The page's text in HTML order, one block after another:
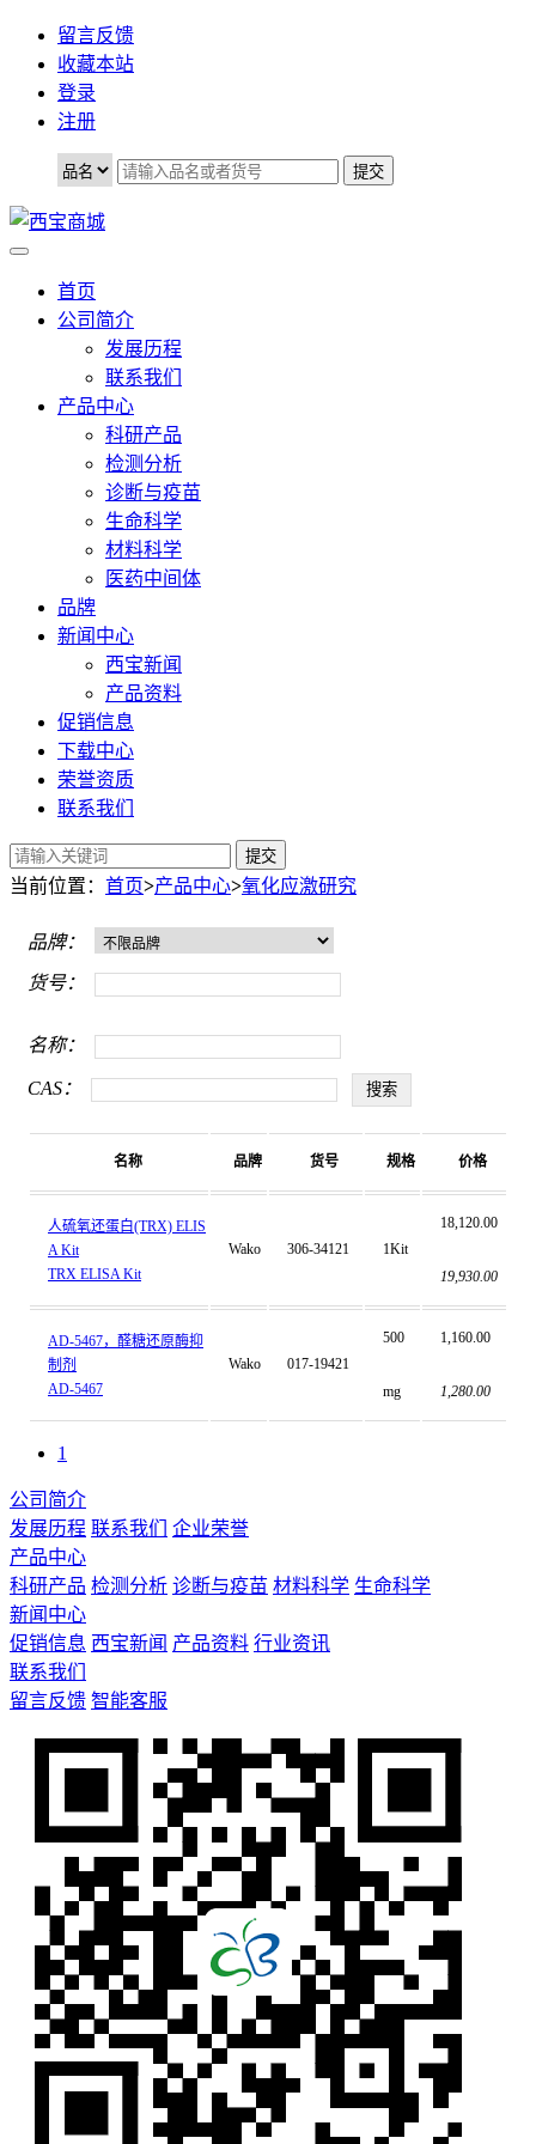
留言反馈
收藏本站
登录
注册
首页
公司简介
发展历程
联系我们
产品中心
科研产品
检测分析
诊断与疫苗
生命科学
材料科学
医药中间体
品牌
新闻中心
西宝新闻
产品资料
促销信息
下载中心
荣誉资质
联系我们
提交
当前位置： 首页>产品中心>氧化应激研究
品牌：
货号：
名称：
CAS：
名称 品牌 货号 规格 价格
人硫氧还蛋白(TRX) ELIS
A Kit
TRX ELISA Kit
Wako 306-34121 1Kit
18,120.00
19,930.00
AD-5467，醛糖还原酶抑
制剂
AD-5467
Wako 017-19421
500
mg
1,160.00
1,280.00
1
公司简介
发展历程 联系我们
企业荣誉
产品中心
科研产品 检测分析 诊断与疫苗 材料科学 生命科学
新闻中心
促销信息 西宝新闻 产品资料 行业资讯
联系我们
留言反馈 智能客服